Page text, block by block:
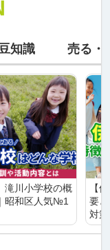
知識 売る・
滝川小学校の概
昭和区人気№1
【
要
対